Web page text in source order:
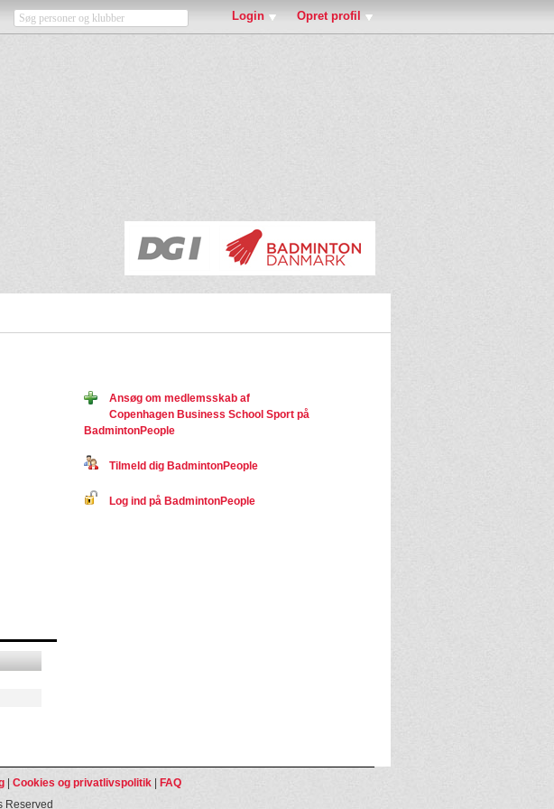
Login Opret profil
Ansøg om medlemsskab af
Copenhagen Business School Sport på
BadmintonPeople
Tilmeld dig BadmintonPeople
Log ind på BadmintonPeople
Cookies og privatlivspolitik
FAQ
Reserved